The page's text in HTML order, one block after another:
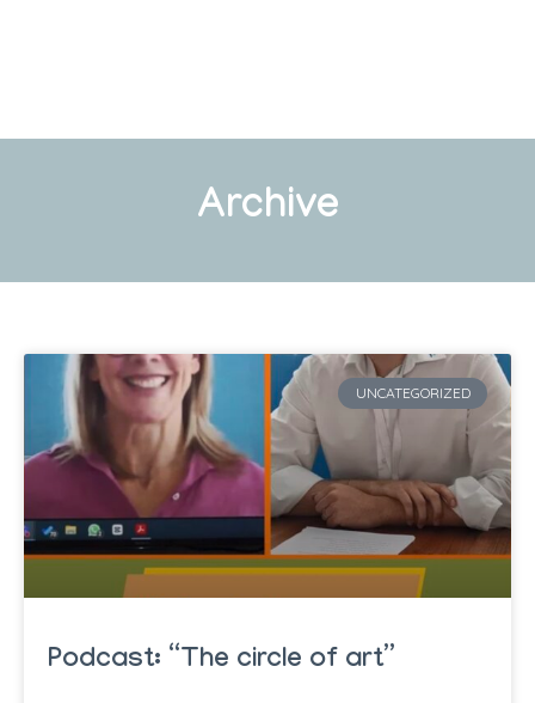
Archive
UNCATEGORIZED
Podcast: “The circle of art”